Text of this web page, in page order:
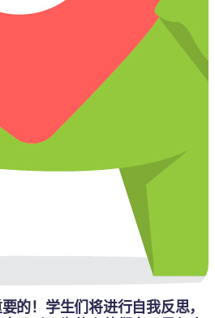
的！学生们将进行自我反思，